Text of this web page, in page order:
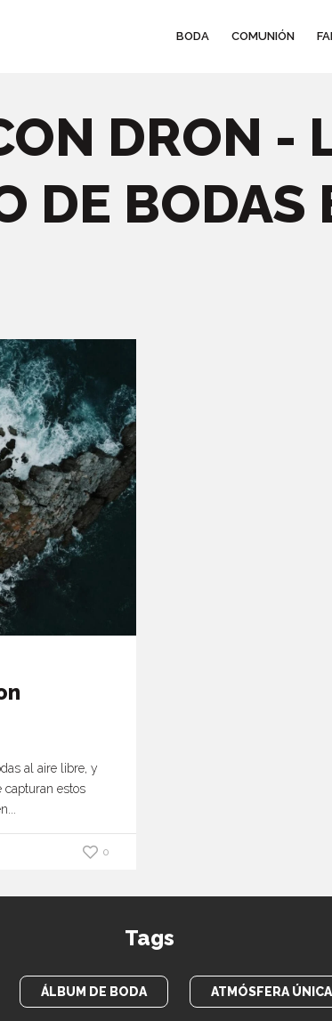
BODA COMUNIÓN
DRON -
DE BODAS
al aire libre, y
capturan estos
0
Tags
ÁLBUM DE BODA ATMÓSFERA ÚNICA